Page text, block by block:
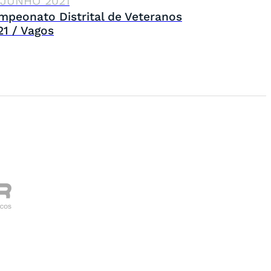
Distrital de Veteranos
/ Vagos